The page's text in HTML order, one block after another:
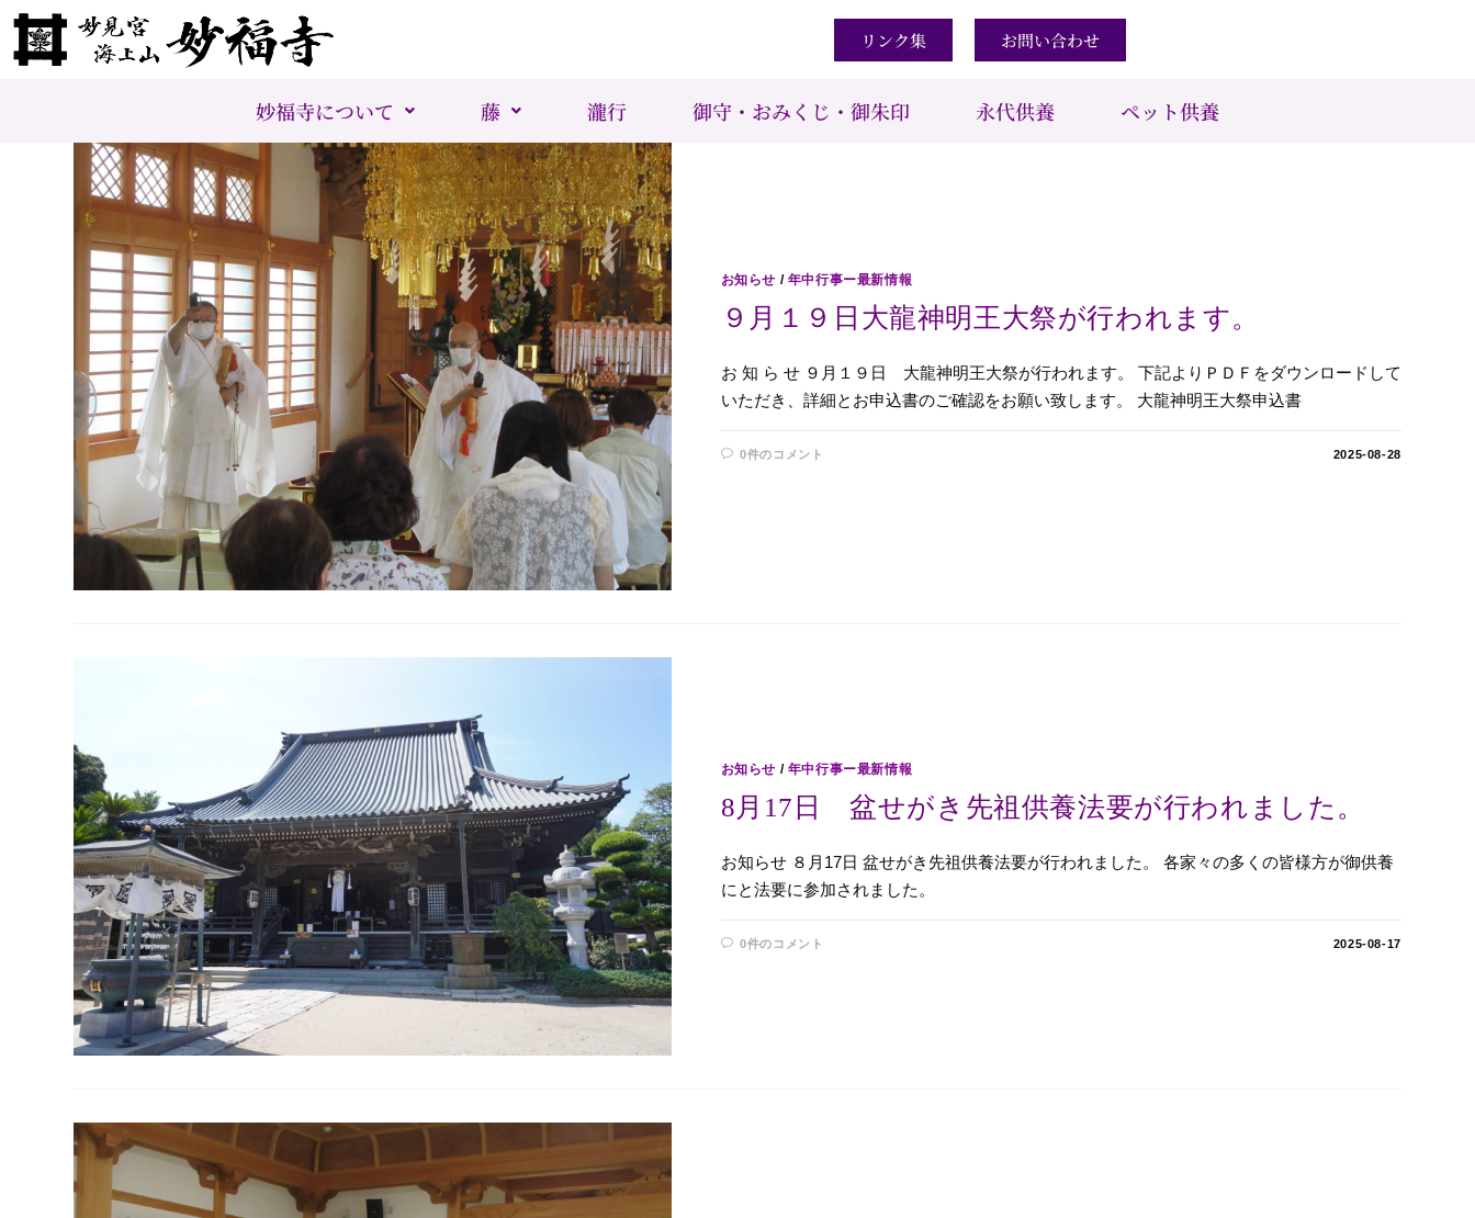
リンク集 お問い合わせ
妙福寺について 藤 瀧行 御守・おみくじ・御朱印 永代供養 ペット供養
お知らせ / 年中行事ー最新情報
９月１９日大龍神明王大祭が行われます。
お 知 ら せ ９月１９日 大龍神明王大祭が行われます。 下記よりＰＤＦをダウンロードして
いただき、詳細とお申込書のご確認をお願い致します。 大龍神明王大祭申込書
0件のコメント 2025-08-28
お知らせ / 年中行事ー最新情報
8月17日 盆せがき先祖供養法要が行われました。
お知らせ ８月17日 盆せがき先祖供養法要が行われました。 各家々の多くの皆様方が御供養
にと法要に参加されました。
0件のコメント 2025-08-17